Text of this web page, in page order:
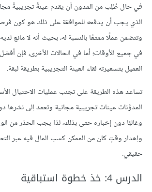
في حال طُلِب من المدون أن يقدم عينةً تجريبيةً
الذي يجب أن يدفعه للموافقة على ذلك هو كون
وتتضمن عملًا ممتعًا بالنسبة له، بحيث أنه لا مانع
في جميع الأوقات؛ أما في الحالات الأخرى، فإن
العميل بتسعيرته لقاء العينة التجريبية بطريقة لبقة.
تساعد هذه الطريقة على تجنب عمليات الاحتيال
المدوَّنات عينات تجريبية مجانية وتعمد إلى نشرها
وغالبًا دون إخباره حتى بذلك، لذا يجب الحذر من
وإهدار وقتٍ كان من الممكن كسب المال فيه عبر
حقيقي.
الدرس 4: خذ خطوة استباقية